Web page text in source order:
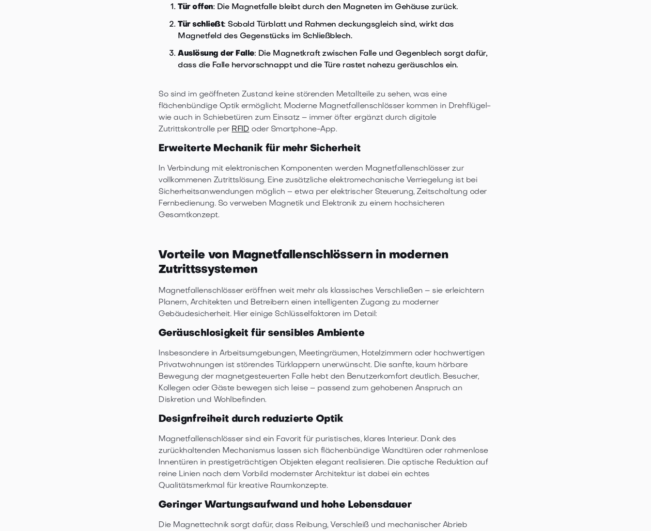
Tür offen: Die Magnetfalle bleibt durch den Magneten im Gehäuse zurück.
Tür schließt: Sobald Türblatt und Rahmen deckungsgleich sind, wirkt das
Magnetfeld des Gegenstücks im Schließblech.
Auslösung der Falle: Die Magnetkraft zwischen Falle und Gegenblech sorgt dafür,
dass die Falle hervorschnappt und die Türe rastet nahezu geräuschlos ein.
So sind im geöffneten Zustand keine störenden Metallteile zu sehen, was eine
flächenbündige Optik ermöglicht. Moderne Magnetfallenschlösser kommen in Drehflügel-
wie auch in Schiebetüren zum Einsatz – immer öfter ergänzt durch digitale
Zutrittskontrolle per RFID oder Smartphone-App.
Erweiterte Mechanik für mehr Sicherheit
In Verbindung mit elektronischen Komponenten werden Magnetfallenschlösser zur
vollkommenen Zutrittslösung. Eine zusätzliche elektromechanische Verriegelung ist bei
Sicherheitsanwendungen möglich – etwa per elektrischer Steuerung, Zeitschaltung oder
Fernbedienung. So verweben Magnetik und Elektronik zu einem hochsicheren
Gesamtkonzept.
Vorteile von Magnetfallenschlössern in modernen
Zutrittssystemen
Magnetfallenschlösser eröffnen weit mehr als klassisches Verschließen – sie erleichtern
Planern, Architekten und Betreibern einen intelligenten Zugang zu moderner
Gebäudesicherheit. Hier einige Schlüsselfaktoren im Detail:
Geräuschlosigkeit für sensibles Ambiente
Insbesondere in Arbeitsumgebungen, Meetingräumen, Hotelzimmern oder hochwertigen
Privatwohnungen ist störendes Türklappern unerwünscht. Die sanfte, kaum hörbare
Bewegung der magnetgesteuerten Falle hebt den Benutzerkomfort deutlich. Besucher,
Kollegen oder Gäste bewegen sich leise – passend zum gehobenen Anspruch an
Diskretion und Wohlbefinden.
Designfreiheit durch reduzierte Optik
Magnetfallenschlösser sind ein Favorit für puristisches, klares Interieur. Dank des
zurückhaltenden Mechanismus lassen sich flächenbündige Wandtüren oder rahmenlose
Innentüren in prestigeträchtigen Objekten elegant realisieren. Die optische Reduktion auf
reine Linien nach dem Vorbild modernster Architektur ist dabei ein echtes
Qualitätsmerkmal für kreative Raumkonzepte.
Geringer Wartungsaufwand und hohe Lebensdauer
Die Magnettechnik sorgt dafür, dass Reibung, Verschleiß und mechanischer Abrieb